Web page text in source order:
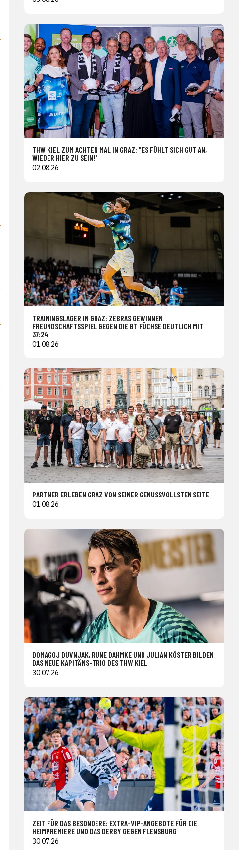
THW KIEL ZUM ACHTEN MAL IN GRAZ: "ES FÜHLT SICH GUT AN,
WIEDER HIER ZU SEIN!"
02.08.26
TRAININGSLAGER IN GRAZ: ZEBRAS GEWINNEN
FREUNDSCHAFTSSPIEL GEGEN DIE BT FÜCHSE DEUTLICH MIT
37:24
01.08.26
PARTNER ERLEBEN GRAZ VON SEINER GENUSSVOLLSTEN SEITE
01.08.26
DOMAGOJ DUVNJAK, RUNE DAHMKE UND JULIAN KÖSTER BILDEN
DAS NEUE KAPITÄNS-TRIO DES THW KIEL
30.07.26
ZEIT FÜR DAS BESONDERE: EXTRA-VIP-ANGEBOTE FÜR DIE
HEIMPREMIERE UND DAS DERBY GEGEN FLENSBURG
30.07.26